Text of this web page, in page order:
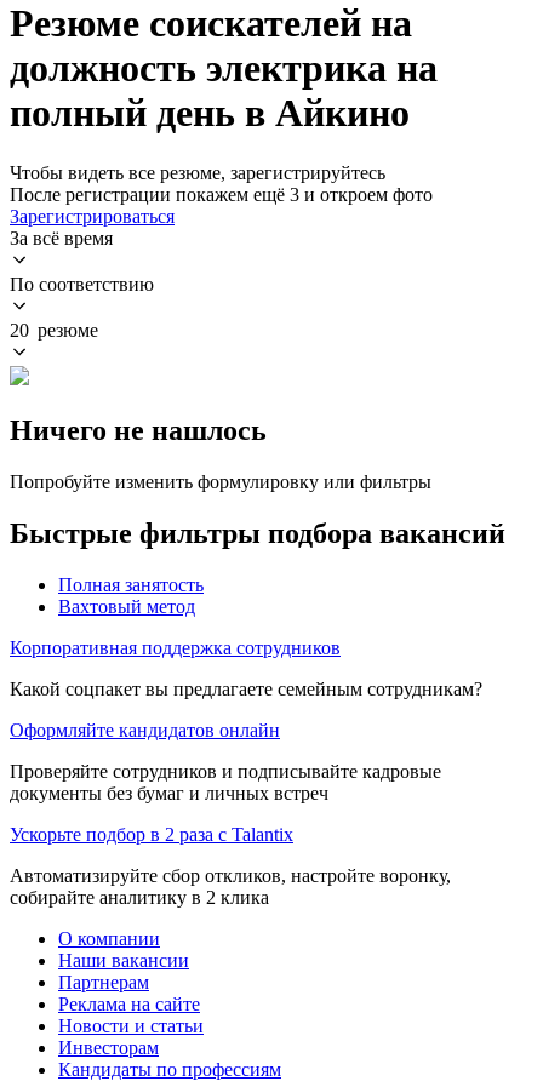
Резюме соискателей на
должность электрика на
полный день в Айкино
Чтобы видеть все резюме, зарегистрируйтесь
После регистрации покажем ещё 3 и откроем фото
Зарегистрироваться
За всё время
По соответствию
20 резюме
Ничего не нашлось
Попробуйте изменить формулировку или фильтры
Быстрые фильтры подбора вакансий
Полная занятость
Вахтовый метод
Корпоративная поддержка сотрудников
Какой соцпакет вы предлагаете семейным сотрудникам?
Оформляйте кандидатов онлайн
Проверяйте сотрудников и подписывайте кадровые
документы без бумаг и личных встреч
Ускорьте подбор в 2 раза с Talantix
Автоматизируйте сбор откликов, настройте воронку,
собирайте аналитику в 2 клика
О компании
Наши вакансии
Партнерам
Реклама на сайте
Новости и статьи
Инвесторам
Кандидаты по профессиям